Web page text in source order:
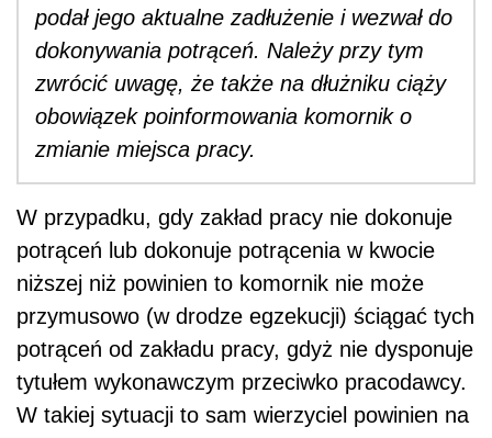
podał jego aktualne zadłużenie i wezwał do
dokonywania potrąceń. Należy przy tym
zwrócić uwagę, że także na dłużniku ciąży
obowiązek poinformowania komornik o
zmianie miejsca pracy.
W przypadku, gdy zakład pracy nie dokonuje
potrąceń lub dokonuje potrącenia w kwocie
niższej niż powinien to komornik nie może
przymusowo (w drodze egzekucji) ściągać tych
potrąceń od zakładu pracy, gdyż nie dysponuje
tytułem wykonawczym przeciwko pracodawcy.
W takiej sytuacji to sam wierzyciel powinien na